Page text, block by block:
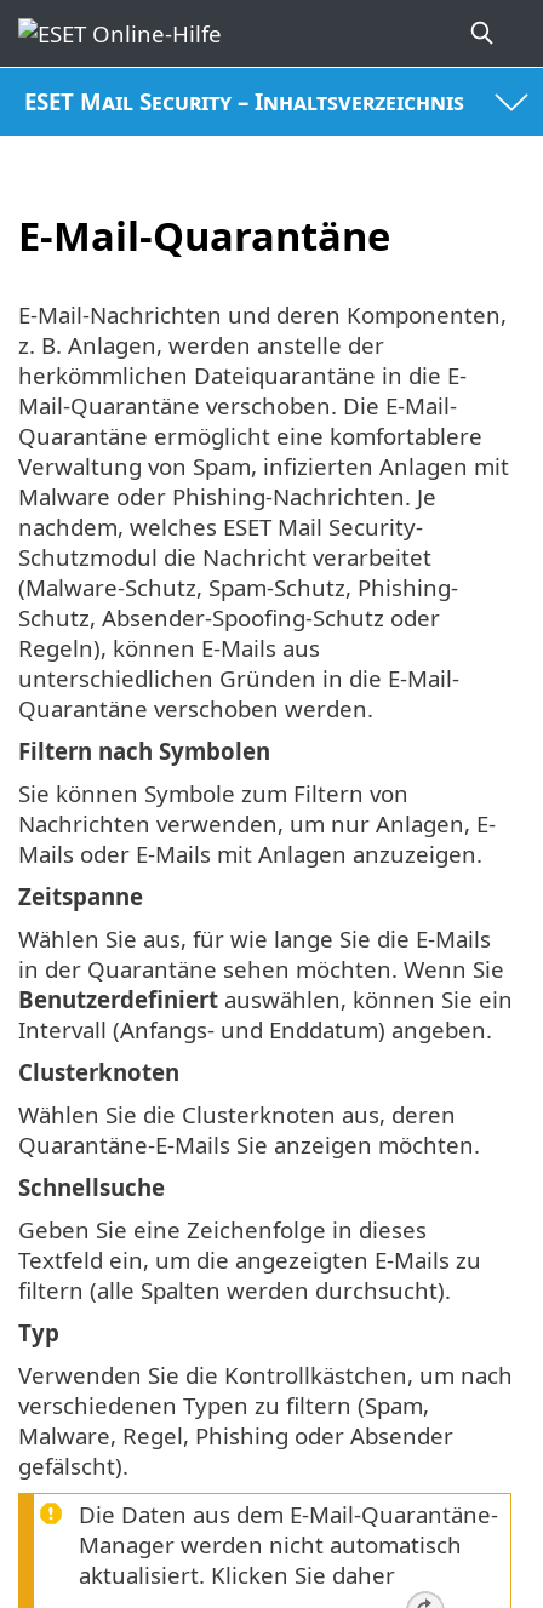
ESET Mail Security – Inhaltsverzeichnis
E-Mail-Quarantäne
E-Mail-Nachrichten und deren Komponenten,
z. B. Anlagen, werden anstelle der
herkömmlichen Dateiquarantäne in die E-
Mail-Quarantäne verschoben. Die E-Mail-
Quarantäne ermöglicht eine komfortablere
Verwaltung von Spam, infizierten Anlagen mit
Malware oder Phishing-Nachrichten. Je
nachdem, welches ESET Mail Security-
Schutzmodul die Nachricht verarbeitet
(Malware-Schutz, Spam-Schutz, Phishing-
Schutz, Absender-Spoofing-Schutz oder
Regeln), können E-Mails aus
unterschiedlichen Gründen in die E-Mail-
Quarantäne verschoben werden.
Filtern nach Symbolen
Sie können Symbole zum Filtern von
Nachrichten verwenden, um nur Anlagen, E-
Mails oder E-Mails mit Anlagen anzuzeigen.
Zeitspanne
Wählen Sie aus, für wie lange Sie die E-Mails
in der Quarantäne sehen möchten. Wenn Sie
Benutzerdefiniert auswählen, können Sie ein
Intervall (Anfangs- und Enddatum) angeben.
Clusterknoten
Wählen Sie die Clusterknoten aus, deren
Quarantäne-E-Mails Sie anzeigen möchten.
Schnellsuche
Geben Sie eine Zeichenfolge in dieses
Textfeld ein, um die angezeigten E-Mails zu
filtern (alle Spalten werden durchsucht).
Typ
Verwenden Sie die Kontrollkästchen, um nach
verschiedenen Typen zu filtern (Spam,
Malware, Regel, Phishing oder Absender
gefälscht).
Die Daten aus dem E-Mail-Quarantäne-
Manager werden nicht automatisch
aktualisiert. Klicken Sie daher